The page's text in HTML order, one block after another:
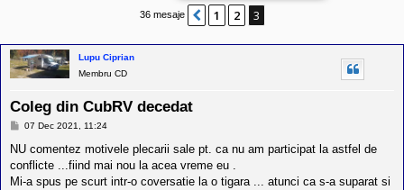
e
s
o
r
l
r
d
e
r
u
36 mesaje Anterior
1 2 3
Lupu Ciprian
Membru CD
Coleg din CubRV decedat
M
s
j
07 Dec 2021, 11:24
NU comentez motivele plecarii sale pt. ca nu am participat la astfel de
conflicte ...fiind mai nou la acea vreme eu .
Mi-a spus pe scurt intr-o coversatie la o tigara ... atunci ca s-a suparat si